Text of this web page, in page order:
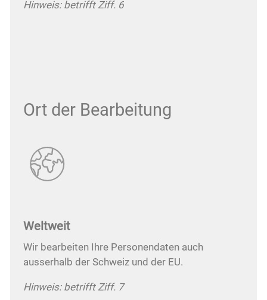
Hinweis: betrifft Ziff. 6
Ort der Bearbeitung
Weltweit
Wir bearbeiten Ihre Personendaten auch
ausserhalb der Schweiz und der EU.
Hinweis: betrifft Ziff. 7